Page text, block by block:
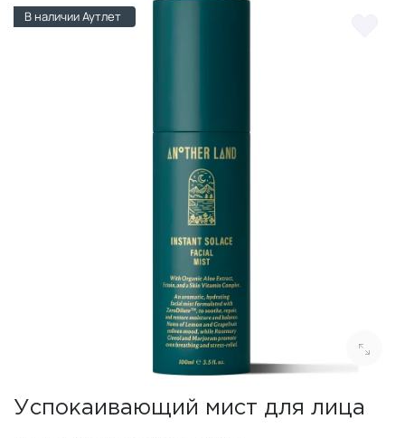
В наличии Аутлет
Успокаивающий мист для лица